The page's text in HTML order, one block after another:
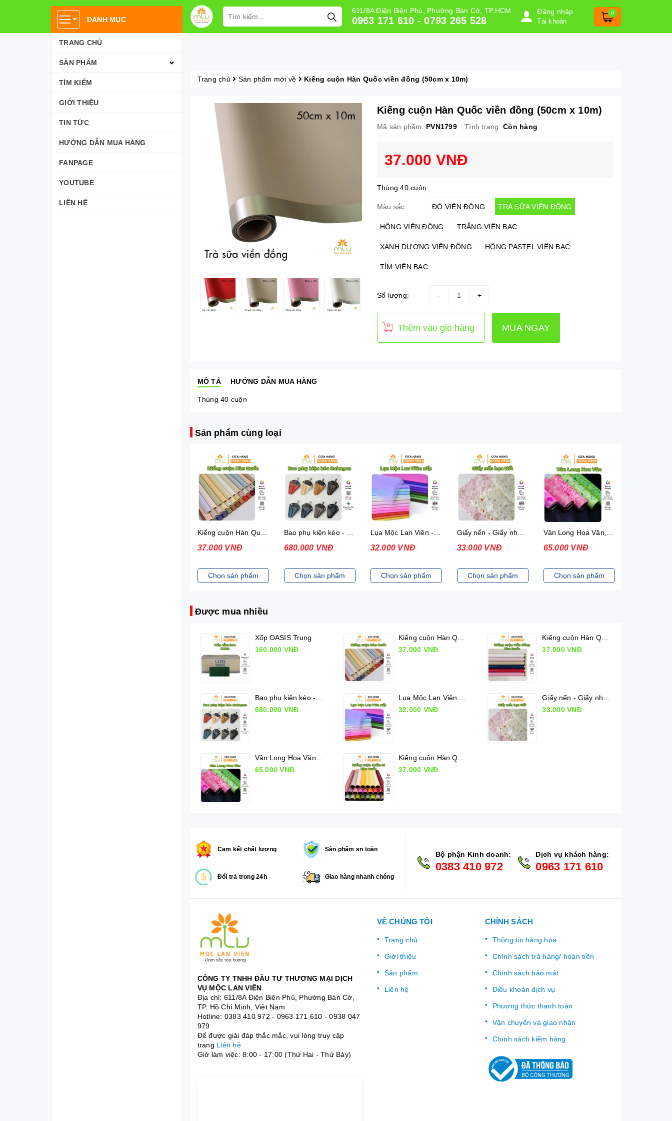
DANH MỤC
TRANG CHỦ
SẢN PHẨM
TÌM KIẾM
GIỚI THIỆU
TIN TỨC
HƯỚNG DẪN MUA HÀNG
FANPAGE
YOUTUBE
LIÊN HỆ
611/8A Điện Biên Phủ, Phường Bàn Cờ, TP.HCM
0963 171 610 - 0793 265 528
Đăng nhập
Tài khoản
0
Trang chủ Sản phẩm mới về Kiếng cuộn Hàn Quốc viền đồng (50cm x 10m)
Kiếng cuộn Hàn Quốc viền đồng (50cm x 10m)
Mã sản phẩm: PVN1799 Tình trạng: Còn hàng
37.000 VNĐ
Thùng 40 cuộn
Màu sắc:: ĐỎ VIỀN ĐỒNG TRÀ SỮA VIỀN ĐỒNG
HỒNG VIỀN ĐỒNG TRẮNG VIỀN BẠC
XANH DƯƠNG VIỀN ĐỒNG HỒNG PASTEL VIỀN BẠC
TÍM VIỀN BẠC
Số lượng: +
-
Thêm vào giỏ hàng MUA NGAY
MÔ TẢ HƯỚNG DẪN MUA HÀNG
Thùng 40 cuộn
Sản phẩm cùng loại
37.000 VNĐ
Chọn sản phẩm
680.000 VNĐ
Chọn sản phẩm
32.000 VNĐ
Chọn sản phẩm
33.000 VNĐ
Chọn sản phẩm
65.000 VNĐ
Chọn sản phẩm
Được mua nhiều
Xốp OASIS Trung
160.000 VNĐ
37.000 VNĐ
Kiếng cuộn Hàn Quốc viền đồng (50cm x 10m)
37.000 VNĐ
680.000 VNĐ
32.000 VNĐ
33.000 VNĐ
65.000 VNĐ
37.000 VNĐ
Cam kết chất lượng Sản phẩm an toàn
Đổi trả trong 24h Giao hàng nhanh chóng
Bộ phận Kinh doanh:
0383 410 972
Dịch vụ khách hàng:
0963 171 610
CÔNG TY TNHH ĐẦU TƯ THƯƠNG MẠI DỊCH
VỤ MỘC LAN VIÊN
Địa chỉ: 611/8A Điện Biên Phủ, Phường Bàn Cờ,
TP. Hồ Chí Minh, Việt Nam
Hotline: 0383 410 972 - 0963 171 610 -0938 047
979
Để được giải đáp thắc mắc, vui lòng truy cập
trang Liên hệ
Giờ làm việc: 8:00 - 17:00 (Thứ Hai - Thứ Bảy)
VỀ CHÚNG TÔI
Trang chủ
Giới thiệu
Sản phẩm
Liên hệ
CHÍNH SÁCH
Thông tin hàng hóa
Chính sách trả hàng/ hoàn tiền
Chính sách bảo mật
Điều khoản dịch vụ
Phương thức thanh toán
Vận chuyển và giao nhận
Chính sách kiểm hàng